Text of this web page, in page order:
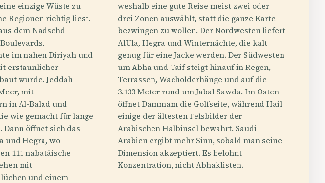
einzige Wüste zu
Regionen richtig liest.
dem Nadschd-
im nahen Diriyah und
erstaunlicher
wurde. Jeddah
mit
in Al-Balad und
wie gemacht für lange
Dann öffnet sich das
und Hegra, wo
111 nabatäische
mit
und einem
weshalb eine gute Reise meist zwei oder
drei Zonen auswählt, statt die ganze Karte
bezwingen zu wollen. Der Nordwesten liefert
AlUla, Hegra und Winternächte, die kalt
genug für eine Jacke werden. Der Südwesten
um Abha und Taif steigt hinauf in Regen,
Terrassen, Wacholderhänge und auf die
3.133 Meter rund um Jabal Sawda. Im Osten
öffnet Dammam die Golfseite, während Hail
einige der ältesten Felsbilder der
Arabischen Halbinsel bewahrt. Saudi-
Arabien ergibt mehr Sinn, sobald man seine
Dimension akzeptiert. Es belohnt
Konzentration, nicht Abhaklisten.